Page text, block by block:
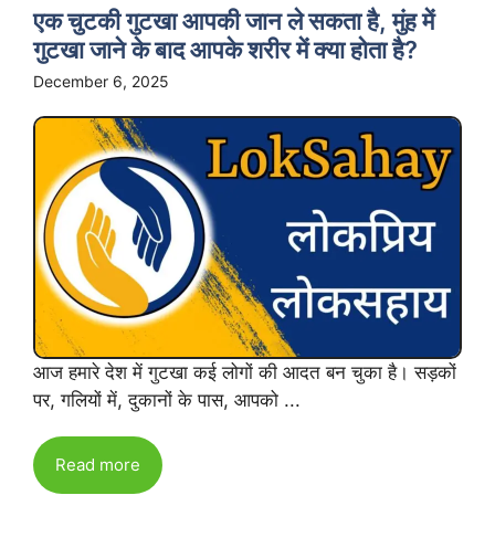
एक चुटकी गुटखा आपकी जान ले सकता है, मुंह में
गुटखा जाने के बाद आपके शरीर में क्या होता है?
December 6, 2025
आज हमारे देश में गुटखा कई लोगों की आदत बन चुका है। सड़कों
पर, गलियों में, दुकानों के पास, आपको ...
Read more